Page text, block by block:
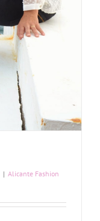
| Alicante Fashion